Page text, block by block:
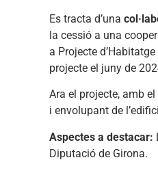
Es tracta d’una
la cessió a una
a Projecte
projecte el juny de
Ara el projecte, amb
i envolupant de
Aspectes a destacar:
Diputació de Girona.